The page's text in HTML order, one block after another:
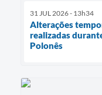
31 JUL 2026 - 13h34
Alterações
realizadas
Polonês